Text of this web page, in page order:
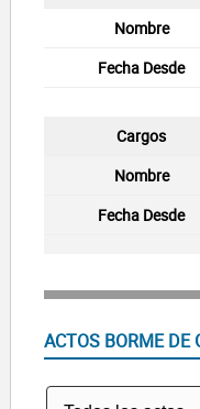
ACTOS BORME DE